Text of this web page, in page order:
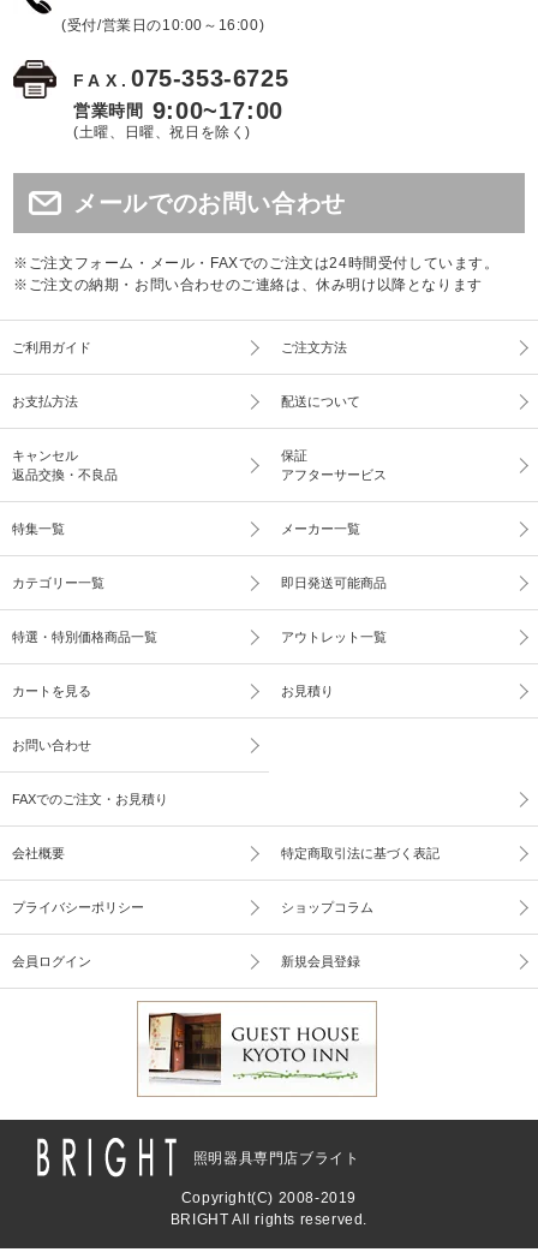
(受付/営業日の10:00～16:00)
FAX.075-353-6725
営業時間 9:00~17:00
(土曜、日曜、祝日を除く)
メールでのお問い合わせ
※ご注文フォーム・メール・FAXでのご注文は24時間受付しています。
※ご注文の納期・お問い合わせのご連絡は、休み明け以降となります
ご利用ガイド ご注文方法
お支払方法 配送について
キャンセル
返品交換・不良品
保証
アフターサービス
特集一覧 メーカー一覧
カテゴリー一覧 即日発送可能商品
特選・特別価格商品一覧 アウトレット一覧
カートを見る お見積り
お問い合わせ
FAXでのご注文・お見積り
会社概要 特定商取引法に基づく表記
プライバシーポリシー ショップコラム
会員ログイン 新規会員登録
照明器具専門店ブライト
Copyright(C) 2008-2019
BRIGHT All rights reserved.